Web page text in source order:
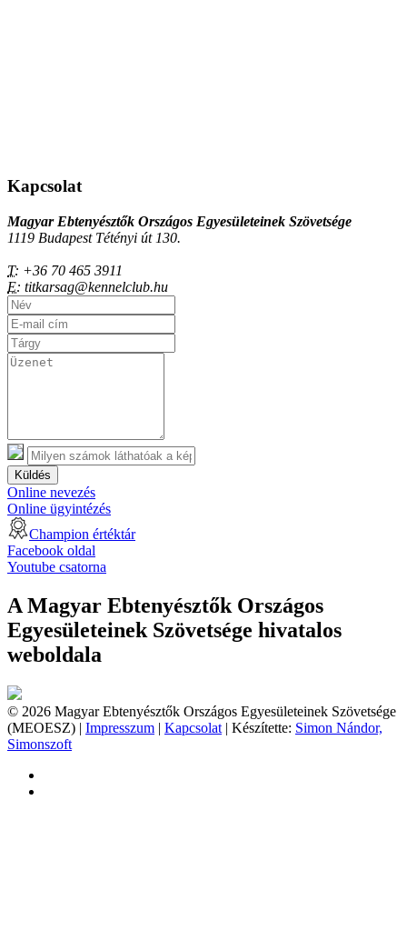
Kapcsolat
Magyar Ebtenyésztők Országos Egyesületeinek Szövetsége
1119 Budapest Tétényi út 130.
T: +36 70 465 3911
E: titkarsag@kennelclub.hu
Küldés
Online nevezés
Online ügyintézés
Champion értéktár
Facebook oldal
Youtube csatorna
A Magyar Ebtenyésztők Országos
Egyesületeinek Szövetsége hivatalos
weboldala
© 2026 Magyar Ebtenyésztők Országos Egyesületeinek Szövetsége
(MEOESZ) | Impresszum | Kapcsolat | Készítette: Simon Nándor,
Simonszoft